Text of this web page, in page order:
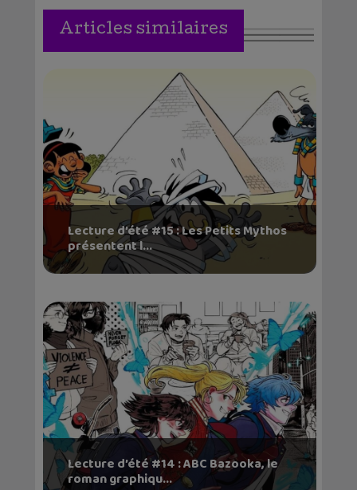
Articles similaires
Lecture d’été #15 : Les Petits Mythos
présentent l...
Lecture d’été #14 : ABC Bazooka, le
roman graphiqu...